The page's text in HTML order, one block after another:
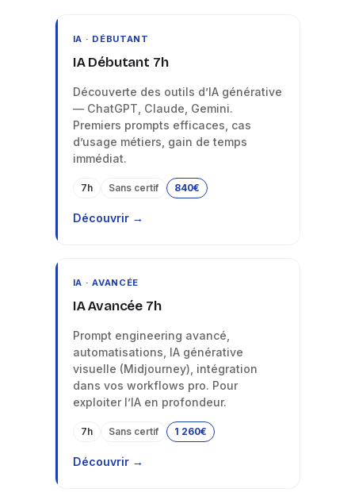
IA · DÉBUTANT
IA Débutant 7h
Découverte des outils d’IA générative
— ChatGPT, Claude, Gemini.
Premiers prompts efficaces, cas
d’usage métiers, gain de temps
immédiat.
7h Sans certif 840€
Découvrir →
IA · AVANCÉE
IA Avancée 7h
Prompt engineering avancé,
automatisations, IA générative
visuelle (Midjourney), intégration
dans vos workflows pro. Pour
exploiter l’IA en profondeur.
7h Sans certif 1 260€
Découvrir →